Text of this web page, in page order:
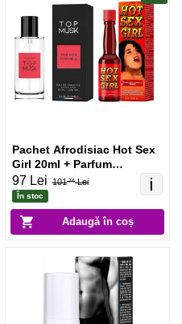
Adaugă în coș
ℹ️
Pachet Afrodisiac Hot Sex
Girl 20ml + Parfum
Feromoni Top Musk 75ml
97 Lei 101.74Lei
În stoc